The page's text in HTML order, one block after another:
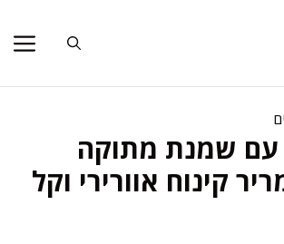
עם שמנת מתוקה
קינוח אוורירי וקל